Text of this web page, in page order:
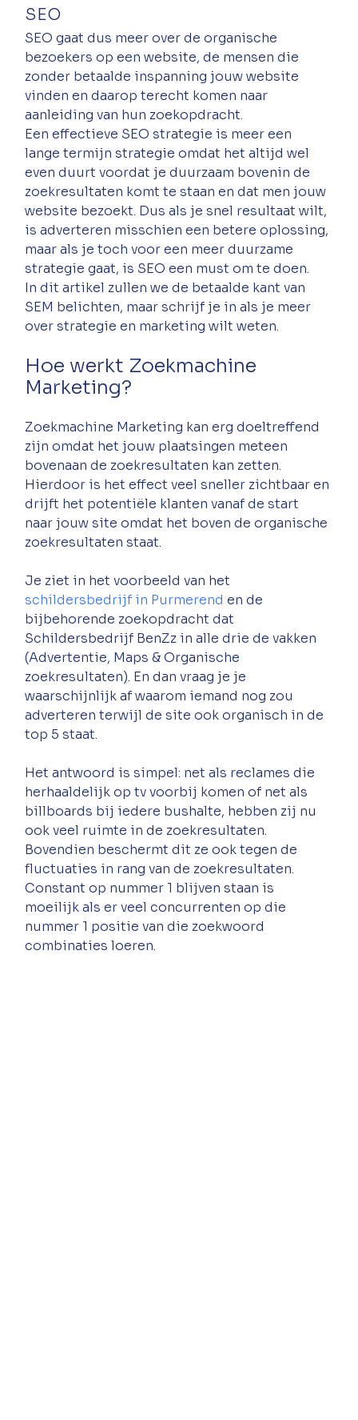
SEO
SEO gaat dus meer over de organische
bezoekers op een website, de mensen die
zonder betaalde inspanning jouw website
vinden en daarop terecht komen naar
aanleiding van hun zoekopdracht.
Een effectieve SEO strategie is meer een
lange termijn strategie omdat het altijd wel
even duurt voordat je duurzaam bovenin de
zoekresultaten komt te staan en dat men jouw
website bezoekt. Dus als je snel resultaat wilt,
is adverteren misschien een betere oplossing,
maar als je toch voor een meer duurzame
strategie gaat, is SEO een must om te doen.
In dit artikel zullen we de betaalde kant van
SEM belichten, maar schrijf je in als je meer
over strategie en marketing wilt weten.
Hoe werkt Zoekmachine
Marketing?
Zoekmachine Marketing kan erg doeltreffend
zijn omdat het jouw plaatsingen meteen
bovenaan de zoekresultaten kan zetten.
Hierdoor is het effect veel sneller zichtbaar en
drijft het potentiële klanten vanaf de start
naar jouw site omdat het boven de organische
zoekresultaten staat.
Je ziet in het voorbeeld van het
schildersbedrijf in Purmerend en de
bijbehorende zoekopdracht dat
Schildersbedrijf BenZz in alle drie de vakken
(Advertentie, Maps & Organische
zoekresultaten). En dan vraag je je
waarschijnlijk af waarom iemand nog zou
adverteren terwijl de site ook organisch in de
top 5 staat.
Het antwoord is simpel: net als reclames die
herhaaldelijk op tv voorbij komen of net als
billboards bij iedere bushalte, hebben zij nu
ook veel ruimte in de zoekresultaten.
Bovendien beschermt dit ze ook tegen de
fluctuaties in rang van de zoekresultaten.
Constant op nummer 1 blijven staan is
moeilijk als er veel concurrenten op die
nummer 1 positie van die zoekwoord
combinaties loeren.